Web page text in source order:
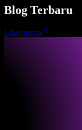
Blog Terbaru
Lihat semua